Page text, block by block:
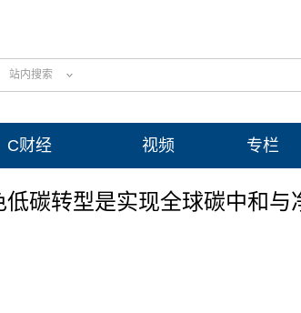
站内搜索
C财经 视频 专栏
碳转型是实现全球碳中和与